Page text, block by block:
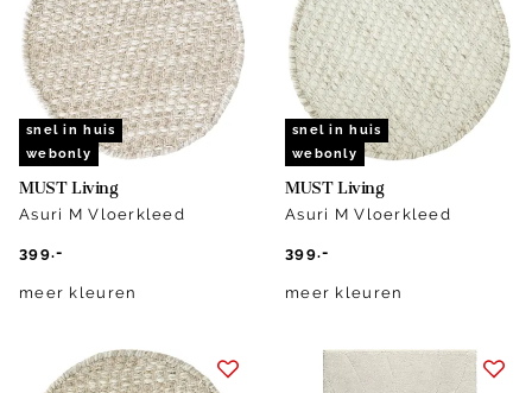
snel in huis
webonly
MUST Living
Asuri M Vloerkleed
399.-
meer kleuren
snel in huis
webonly
MUST Living
Asuri M Vloerkleed
399.-
meer kleuren